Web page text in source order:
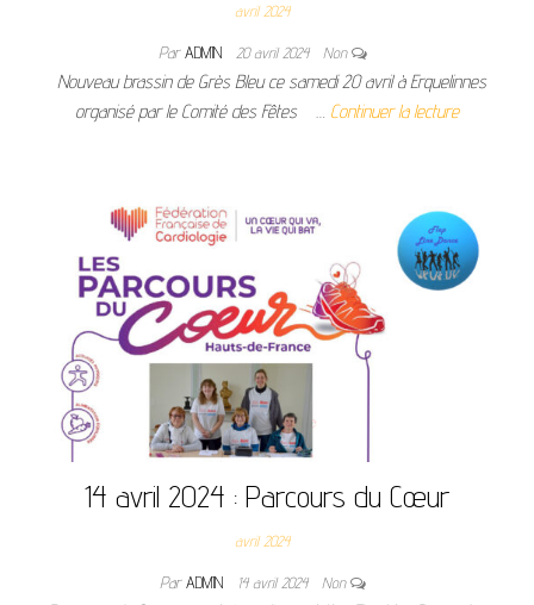
avril 2024
ParADMIN 20 avril 2024 Non
Nouveau brassin de Grès Bleu ce samedi 20 avril à Erquelinnes
organisé par le Comité des Fêtes … Continuer la lecture
14 avril 2024 : Parcours du Cœur
avril 2024
ParADMIN 14 avril 2024 Non